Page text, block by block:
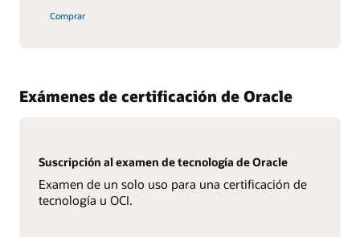
Comprar
Exámenes de certificación de Oracle
Suscripción al examen de tecnología de Oracle
Examen de un solo uso para una certificación de
tecnología u OCI.